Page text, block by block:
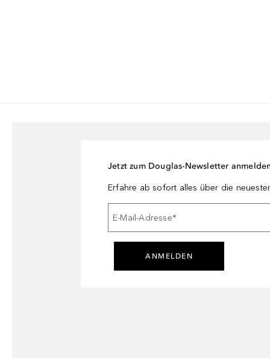
Jetzt zum Douglas-Newsletter
Erfahre ab sofort alles über die
E-Mail-Adresse*
ANMELDEN